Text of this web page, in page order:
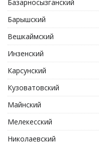
Базарносызганский
Барышский
Вешкаймский
Инзенский
Карсунский
Кузоватовский
Майнский
Мелекесский
Николаевский